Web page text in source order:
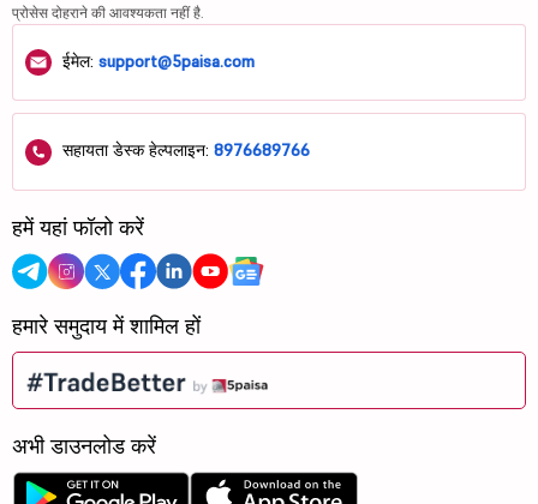
प्रोसेस दोहराने की आवश्यकता नहीं है.
ईमेल: support@5paisa.com
सहायता डेस्क हेल्पलाइन: 8976689766
हमें यहां फॉलो करें
हमारे समुदाय में शामिल हों
अभी डाउनलोड करें